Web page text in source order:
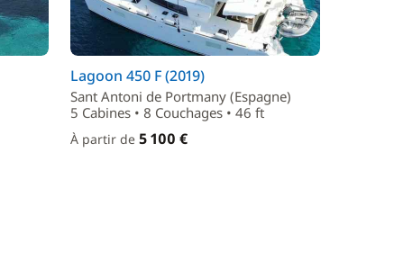
Lagoon 450 F (2019)
Sant Antoni de Portmany (Espagne)
5 Cabines • 8 Couchages • 46 ft
À partir de 5 100 €